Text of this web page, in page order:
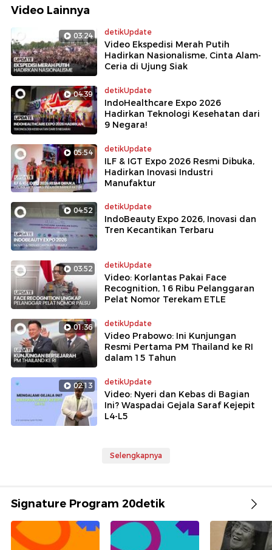
Video Lainnya
03:24 detikUpdate
Video Ekspedisi Merah Putih
Hadirkan Nasionalisme, Cinta Alam-
Ceria di Ujung Siak
04:39 detikUpdate
IndoHealthcare Expo 2026
Hadirkan Teknologi Kesehatan dari
9 Negara!
05:54 detikUpdate
ILF & IGT Expo 2026 Resmi Dibuka,
Hadirkan Inovasi Industri
Manufaktur
04:52 detikUpdate
IndoBeauty Expo 2026, Inovasi dan
Tren Kecantikan Terbaru
03:52 detikUpdate
Video: Korlantas Pakai Face
Recognition, 16 Ribu Pelanggaran
Pelat Nomor Terekam ETLE
01:36 detikUpdate
Video Prabowo: Ini Kunjungan
Resmi Pertama PM Thailand ke RI
dalam 15 Tahun
02:13 detikUpdate
Video: Nyeri dan Kebas di Bagian
Ini? Waspadai Gejala Saraf Kejepit
L4-L5
Selengkapnya
Signature Program 20detik